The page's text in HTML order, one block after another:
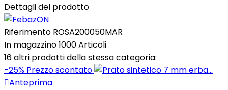
Dettagli del prodotto
Riferimento ROSA200050MAR
In magazzino1000 Articoli
16 altri prodotti della stessa categoria:
-25% Prezzo scontato
Anteprima